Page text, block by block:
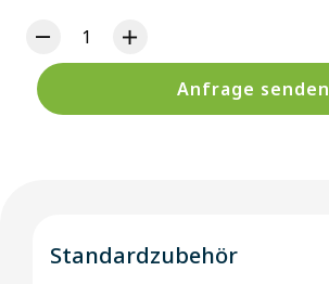
Anfrage senden
Standardzubehör